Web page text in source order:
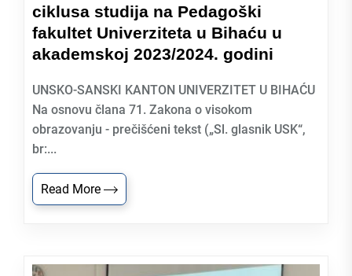
ciklusa studija na Pedagoški
fakultet Univerziteta u Bihaću u
akademskoj 2023/2024. godini
UNSKO-SANSKI KANTON UNIVERZITET U BIHAĆU
Na osnovu člana 71. Zakona o visokom
obrazovanju - prečišćeni tekst („Sl. glasnik USK“,
br:...
Read More